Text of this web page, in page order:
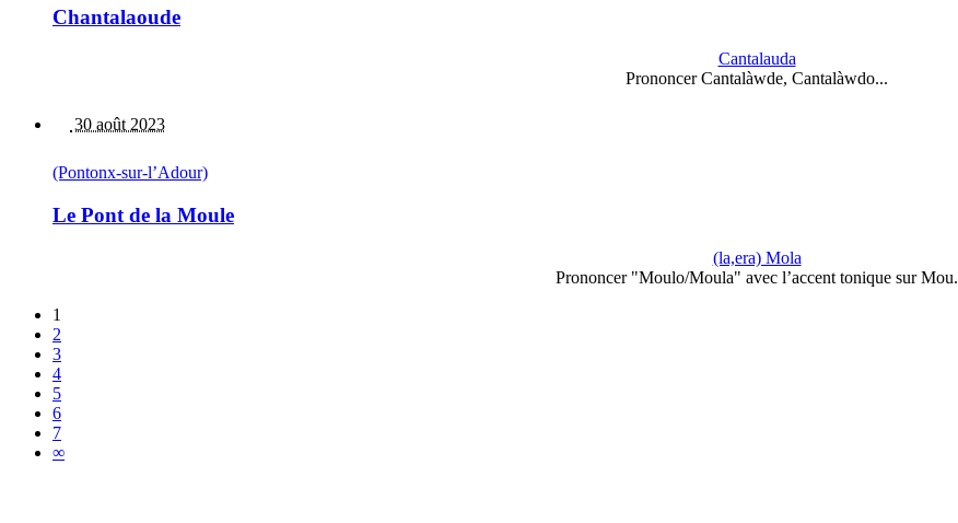
Chantalaoude
Cantalauda
Prononcer Cantalàwde, Cantalàwdo...
30 août 2023
(Pontonx-sur-l’Adour)
Le Pont de la Moule
(la,era) Mola
Prononcer "Moulo/Moula" avec l’accent tonique sur Mou.
1
2
3
4
5
6
7
∞